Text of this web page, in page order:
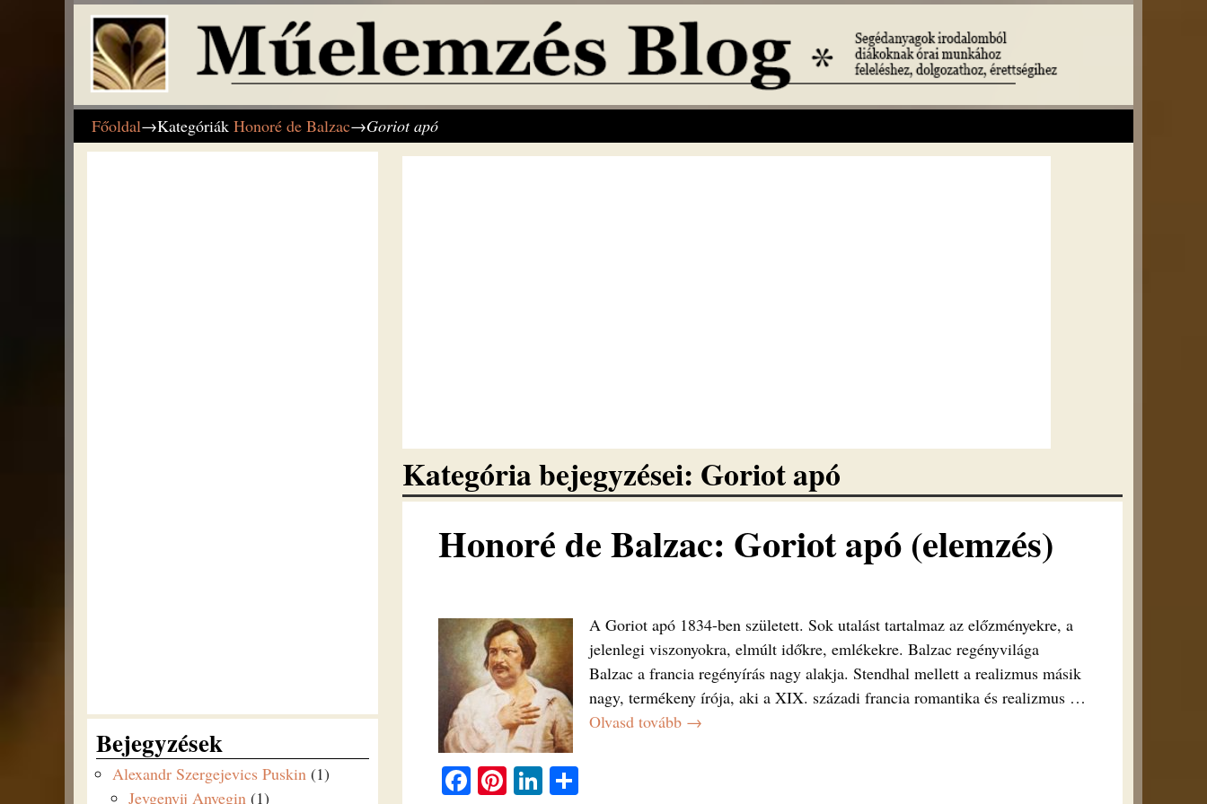
Főoldal→Kategóriák Honoré de Balzac→Goriot apó
Kategória bejegyzései: Goriot apó
Honoré de Balzac: Goriot apó (elemzés)
A Goriot apó 1834-ben született. Sok utalást tartalmaz az előzményekre, a
jelenlegi viszonyokra, elmúlt időkre, emlékekre. Balzac regényvilága
Balzac a francia regényírás nagy alakja. Stendhal mellett a realizmus másik
nagy, termékeny írója, aki a XIX. századi francia romantika és realizmus …
Olvasd tovább →
Fa Pi Li O
Bejegyzések
Alexandr Szergejevics Puskin (1)
Jevgenyij Anyegin (1)